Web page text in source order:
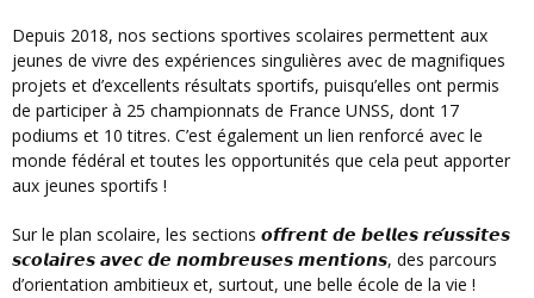
Depuis 2018, nos sections sportives scolaires permettent aux
jeunes de vivre des expériences singulières avec de magnifiques
projets et d’excellents résultats sportifs, puisqu’elles ont permis
de participer à 25 championnats de France UNSS, dont 17
podiums et 10 titres. C’est également un lien renforcé avec le
monde fédéral et toutes les opportunités que cela peut apporter
aux jeunes sportifs !
Sur le plan scolaire, les sections 𝙤𝙛𝙛𝙧𝙚𝙣𝙩 𝙙𝙚 𝙗𝙚𝙡𝙡𝙚𝙨 𝙧𝙚́𝙪𝙨𝙨𝙞𝙩𝙚𝙨
𝙨𝙘𝙤𝙡𝙖𝙞𝙧𝙚𝙨 𝙖𝙫𝙚𝙘 𝙙𝙚 𝙣𝙤𝙢𝙗𝙧𝙚𝙪𝙨𝙚𝙨 𝙢𝙚𝙣𝙩𝙞𝙤𝙣𝙨, des parcours
d’orientation ambitieux et, surtout, une belle école de la vie !